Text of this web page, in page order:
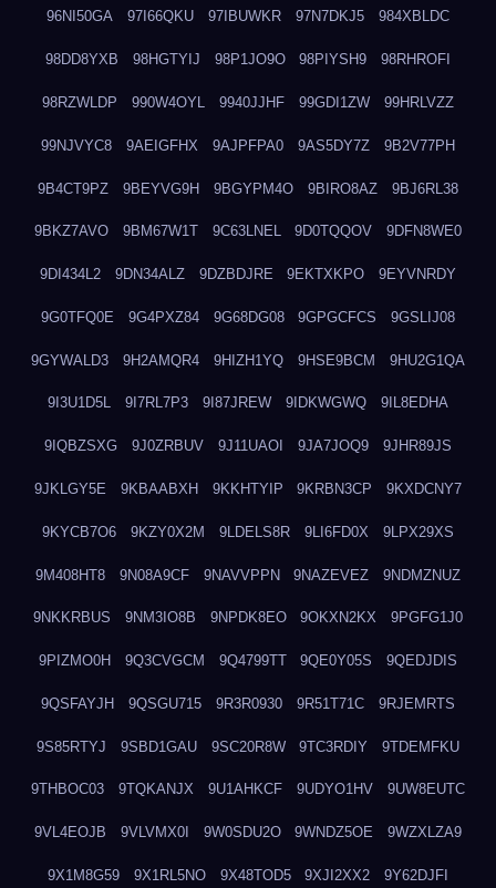
96NI50GA 97I66QKU 97IBUWKR 97N7DKJ5 984XBLDC
98DD8YXB 98HGTYIJ 98P1JO9O 98PIYSH9 98RHROFI
98RZWLDP 990W4OYL 9940JJHF 99GDI1ZW 99HRLVZZ
99NJVYC8 9AEIGFHX 9AJPFPA0 9AS5DY7Z 9B2V77PH
9B4CT9PZ 9BEYVG9H 9BGYPM4O 9BIRO8AZ 9BJ6RL38
9BKZ7AVO 9BM67W1T 9C63LNEL 9D0TQQOV 9DFN8WE0
9DI434L2 9DN34ALZ 9DZBDJRE 9EKTXKPO 9EYVNRDY
9G0TFQ0E 9G4PXZ84 9G68DG08 9GPGCFCS 9GSLIJ08
9GYWALD3 9H2AMQR4 9HIZH1YQ 9HSE9BCM 9HU2G1QA
9I3U1D5L 9I7RL7P3 9I87JREW 9IDKWGWQ 9IL8EDHA
9IQBZSXG 9J0ZRBUV 9J11UAOI 9JA7JOQ9 9JHR89JS
9JKLGY5E 9KBAABXH 9KKHTYIP 9KRBN3CP 9KXDCNY7
9KYCB7O6 9KZY0X2M 9LDELS8R 9LI6FD0X 9LPX29XS
9M408HT8 9N08A9CF 9NAVVPPN 9NAZEVEZ 9NDMZNUZ
9NKKRBUS 9NM3IO8B 9NPDK8EO 9OKXN2KX 9PGFG1J0
9PIZMO0H 9Q3CVGCM 9Q4799TT 9QE0Y05S 9QEDJDIS
9QSFAYJH 9QSGU715 9R3R0930 9R51T71C 9RJEMRTS
9S85RTYJ 9SBD1GAU 9SC20R8W 9TC3RDIY 9TDEMFKU
9THBOC03 9TQKANJX 9U1AHKCF 9UDYO1HV 9UW8EUTC
9VL4EOJB 9VLVMX0I 9W0SDU2O 9WNDZ5OE 9WZXLZA9
9X1M8G59 9X1RL5NO 9X48TOD5 9XJI2XX2 9Y62DJFI